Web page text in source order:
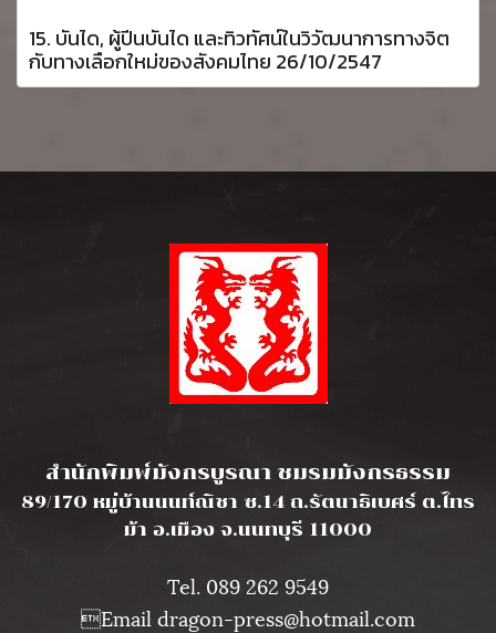
15. บันได, ผู้ปีนบันได และทิวทัศน์ในวิวัฒนาการทางจิต
กับทางเลือกใหม่ของสังคมไทย 26/10/2547
สำนักพิมพ์มังกรบูรณา ชมรมมังกรธรรม
89/170 หมู่บ้านนนท์ณิชา ซ.14 ถ.รัตนาธิเบศร์ ต.ไทร
ม้า อ.เมือง จ.นนทบุรี 11000
Tel. 089 262 9549
Email dragon-press@hotmail.com